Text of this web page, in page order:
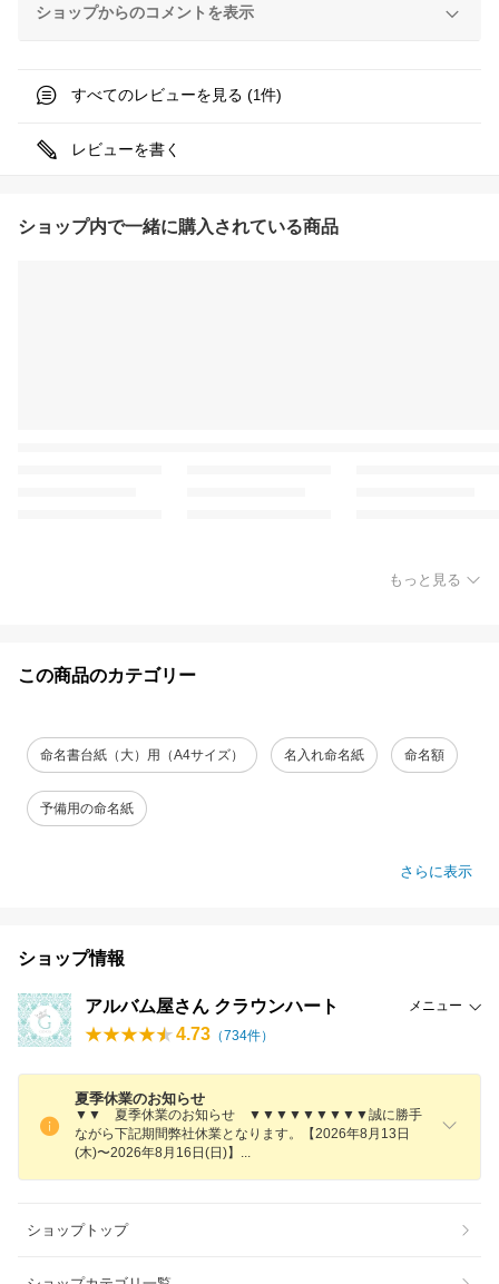
ショップからのコメントを表示
すべてのレビューを見る (1件)
レビューを書く
ショップ内で一緒に購入されている商品
もっと見る
この商品のカテゴリー
命名書台紙（大）用（A4サイズ） 名入れ命名紙 命名額
予備用の命名紙
さらに表示
ショップ情報
アルバム屋さん クラウンハート メニュー
4.73 （734件）
夏季休業のお知らせ
▼▼ 夏季休業のお知らせ ▼▼▼▼▼▼▼▼▼誠に勝手
ながら下記期間弊社休業となります。【2026年8月13日
(木)〜2026年8月16日(日)】
ショップトップ